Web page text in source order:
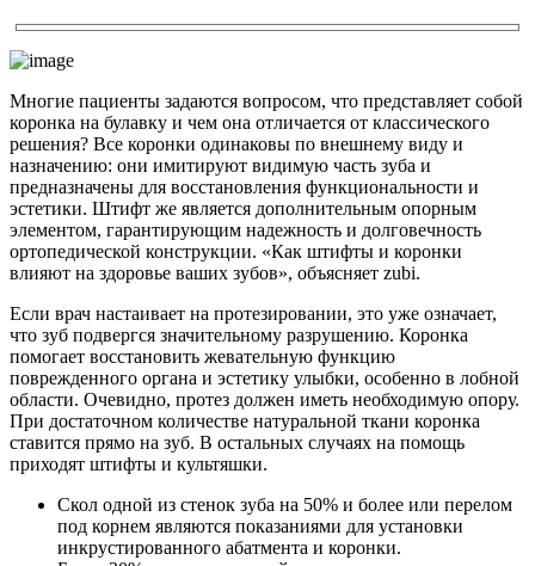
Многие пациенты задаются вопросом, что представляет собой
коронка на булавку и чем она отличается от классического
решения? Все коронки одинаковы по внешнему виду и
назначению: они имитируют видимую часть зуба и
предназначены для восстановления функциональности и
эстетики. Штифт же является дополнительным опорным
элементом, гарантирующим надежность и долговечность
ортопедической конструкции. «Как штифты и коронки
влияют на здоровье ваших зубов», объясняет zubi.
Если врач настаивает на протезировании, это уже означает,
что зуб подвергся значительному разрушению. Коронка
помогает восстановить жевательную функцию
поврежденного органа и эстетику улыбки, особенно в лобной
области. Очевидно, протез должен иметь необходимую опору.
При достаточном количестве натуральной ткани коронка
ставится прямо на зуб. В остальных случаях на помощь
приходят штифты и культяшки.
Скол одной из стенок зуба на 50% и более или перелом
под корнем являются показаниями для установки
инкрустированного абатмента и коронки.